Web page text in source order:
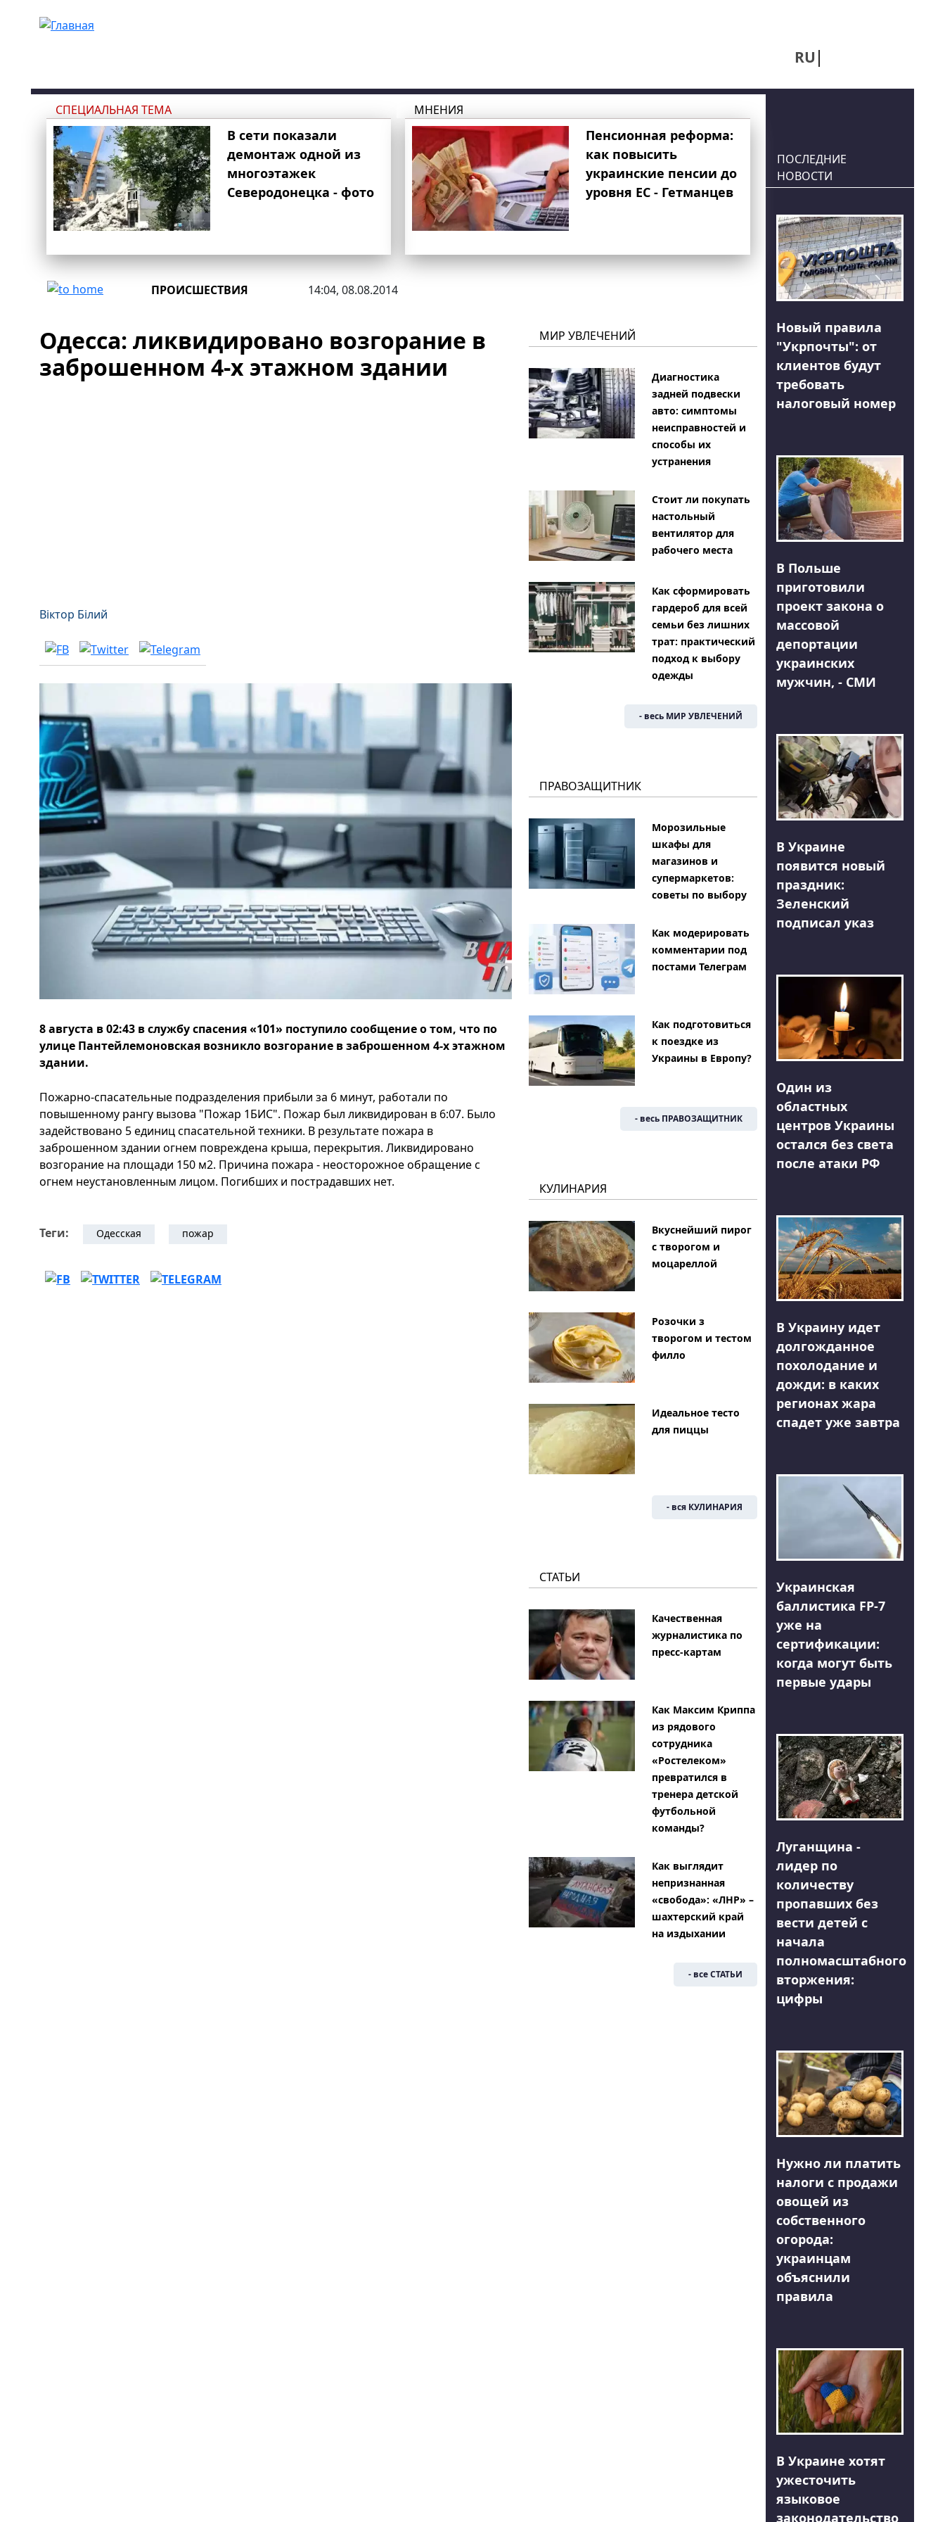
RU
СПЕЦИАЛЬНАЯ ТЕМА
В сети показали
демонтаж одной из
многоэтажек
Северодонецка - фото
МНЕНИЯ
Пенсионная реформа:
как повысить
украинские пенсии до
уровня ЕС - Гетманцев
ПРОИСШЕСТВИЯ 14:04, 08.08.2014
Одесса: ликвидировано возгорание в
заброшенном 4-х этажном здании
Віктор Білий
8 августа в 02:43 в службу спасения «101» поступило сообщение о том, что по
улице Пантейлемоновская возникло возгорание в заброшенном 4-х этажном
здании.
Пожарно-спасательные подразделения прибыли за 6 минут, работали по
повышенному рангу вызова "Пожар 1БИС". Пожар был ликвидирован в 6:07. Было
задействовано 5 единиц спасательной техники. В результате пожара в
заброшенном здании огнем повреждена крыша, перекрытия. Ликвидировано
возгорание на площади 150 м2. Причина пожара - неосторожное обращение с
огнем неустановленным лицом. Погибших и пострадавших нет.
Теги: Одесская пожар
МИР УВЛЕЧЕНИЙ
Диагностика
задней подвески
авто: симптомы
неисправностей и
способы их
устранения
Стоит ли покупать
настольный
вентилятор для
рабочего места
Как сформировать
гардероб для всей
семьи без лишних
трат: практический
подход к выбору
одежды
- весь МИР УВЛЕЧЕНИЙ
ПРАВОЗАЩИТНИК
Морозильные
шкафы для
магазинов и
супермаркетов:
советы по выбору
Как модерировать
комментарии под
постами Телеграм
Как подготовиться
к поездке из
Украины в Европу?
- весь ПРАВОЗАЩИТНИК
КУЛИНАРИЯ
Вкуснейший пирог
с творогом и
моцареллой
Розочки з
творогом и тестом
филло
Идеальное тесто
для пиццы
- вся КУЛИНАРИЯ
СТАТЬИ
Качественная
журналистика по
пресс-картам
Как Максим Криппа
из рядового
сотрудника
«Ростелеком»
превратился в
тренера детской
футбольной
команды?
Как выглядит
непризнанная
«свобода»: «ЛНР» –
шахтерский край
на издыхании
- все СТАТЬИ
ПОСЛЕДНИЕ
НОВОСТИ
Новый правила
"Укрпочты": от
клиентов будут
требовать
налоговый номер
В Польше
приготовили
проект закона о
массовой
депортации
украинских
мужчин, - СМИ
В Украине
появится новый
праздник:
Зеленский
подписал указ
Один из
областных
центров Украины
остался без света
после атаки РФ
В Украину идет
долгожданное
похолодание и
дожди: в каких
регионах жара
спадет уже завтра
Украинская
баллистика FP-7
уже на
сертификации:
когда могут быть
первые удары
Луганщина -
лидер по
количеству
пропавших без
вести детей с
начала
полномасштабного
вторжения:
цифры
Нужно ли платить
налоги с продажи
овощей из
собственного
огорода:
украинцам
объяснили
правила
В Украине хотят
ужесточить
языковое
законодательство